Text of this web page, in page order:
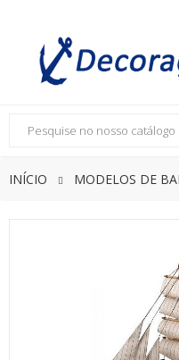
INÍCIO MODELOS DE